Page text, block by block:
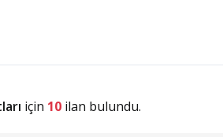
için 10ilan bulundu.